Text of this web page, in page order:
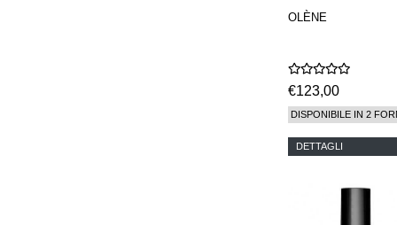
OLÈNE
€123,00
DISPONIBILE IN 2
DETTAGLI